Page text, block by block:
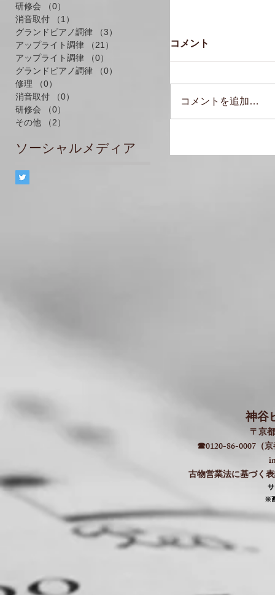
研修会
（0）
消音取付
（1）
グランドピアノ調律
（3）
アップライト調律
（21）
アップライト調律
（0）
グランドピアノ調律
（0）
修理
（0）
消音取付
（0）
研修会
（0）
その他
（2）
ソーシャルメディア
コメント
コメントを追加…
神谷
〒京
☎0120-86-0007（
古物営業法に基づく
​​※